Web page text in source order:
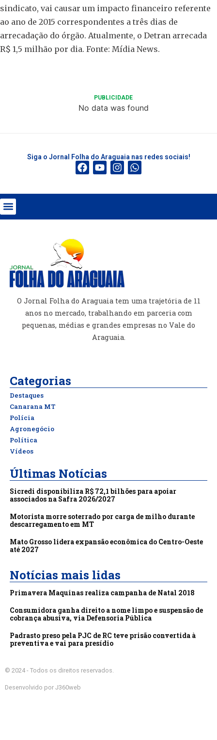
sindicato, vai causar um impacto financeiro referente
ao ano de 2015 correspondentes a três dias de
arrecadação do órgão. Atualmente, o Detran arrecada
R$ 1,5 milhão por dia. Fonte: Mídia News.
PUBLICIDADE
No data was found
Siga o Jornal Folha do Araguaia nas redes sociais!
O Jornal Folha do Araguaia tem uma trajetória de 11
anos no mercado, trabalhando em parceria com
pequenas, médias e grandes empresas no Vale do
Araguaia.
Categorias
Destaques
Canarana MT
Polícia
Agronegócio
Política
Vídeos
Últimas Notícias
Sicredi disponibiliza R$ 72,1 bilhões para apoiar
associados na Safra 2026/2027
Motorista morre soterrado por carga de milho durante
descarregamento em MT
Mato Grosso lidera expansão econômica do Centro-Oeste
até 2027
Notícias mais lidas
Primavera Maquinas realiza campanha de Natal 2018
Consumidora ganha direito a nome limpo e suspensão de
cobrança abusiva, via Defensoria Pública
Padrasto preso pela PJC de RC teve prisão convertida à
preventiva e vai para presídio
© 2024 - Todos os direitos reservados.
Desenvolvido por J360web